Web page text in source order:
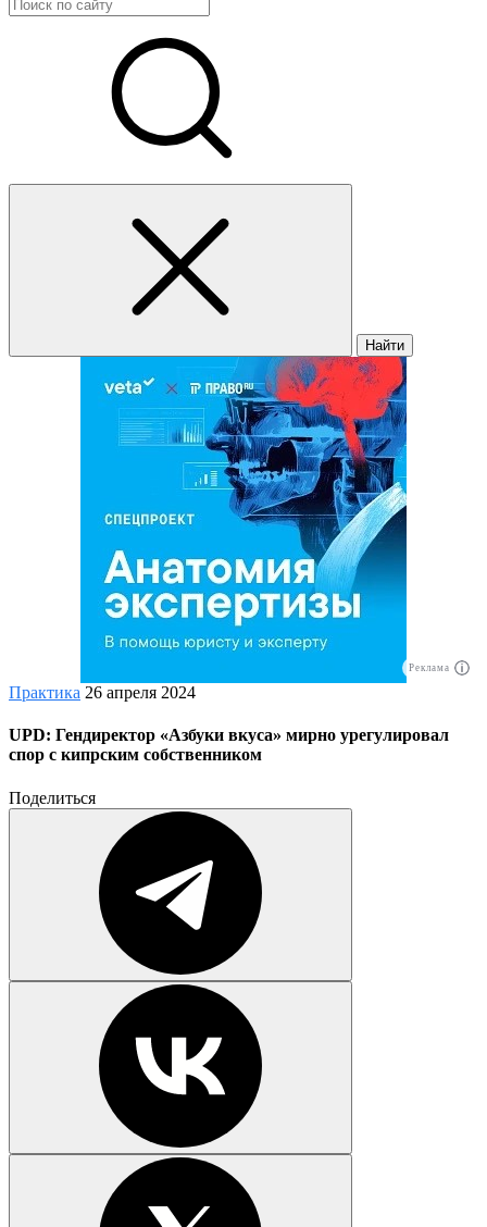
Найти
Реклама
Практика 26 апреля 2024
UPD: Гендиректор «Азбуки вкуса» мирно урегулировал
спор с кипрским собственником
Поделиться